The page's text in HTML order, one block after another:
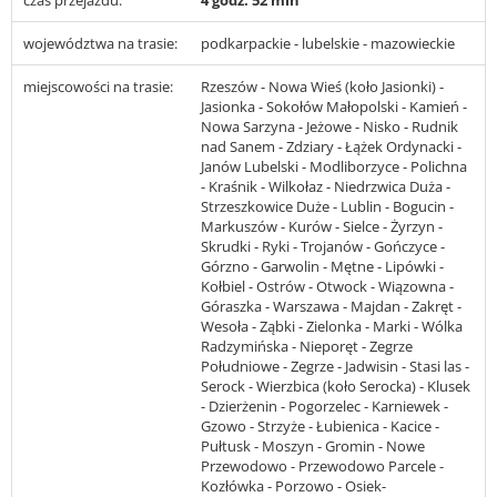
województwa na trasie: podkarpackie - lubelskie - mazowieckie
miejscowości na trasie:
Rzeszów - Nowa Wieś (koło Jasionki) -
Jasionka - Sokołów Małopolski - Kamień -
Nowa Sarzyna - Jeżowe - Nisko - Rudnik
nad Sanem - Zdziary - Łążek Ordynacki -
Janów Lubelski - Modliborzyce - Polichna
- Kraśnik - Wilkołaz - Niedrzwica Duża -
Strzeszkowice Duże - Lublin - Bogucin -
Markuszów - Kurów - Sielce - Żyrzyn -
Skrudki - Ryki - Trojanów - Gończyce -
Górzno - Garwolin - Mętne - Lipówki -
Kołbiel - Ostrów - Otwock - Wiązowna -
Góraszka - Warszawa - Majdan - Zakręt -
Wesoła - Ząbki - Zielonka - Marki - Wólka
Radzymińska - Nieporęt - Zegrze
Południowe - Zegrze - Jadwisin - Stasi las -
Serock - Wierzbica (koło Serocka) - Klusek
- Dzierżenin - Pogorzelec - Karniewek -
Gzowo - Strzyże - Łubienica - Kacice -
Pułtusk - Moszyn - Gromin - Nowe
Przewodowo - Przewodowo Parcele -
Kozłówka - Porzowo - Osiek-